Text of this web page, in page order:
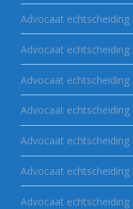
Advocaat
Advocaat
Advocaat
Advocaat echtscheiding
Advocaat
Advocaat
Advocaat